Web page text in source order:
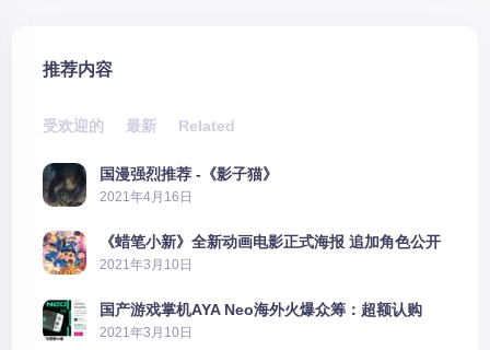
推荐内容
受欢迎的 最新 Related
国漫强烈推荐 -《影子猫》
2021年4月16日
《蜡笔小新》全新动画电影正式海报 追加角色公开
2021年3月10日
国产游戏掌机AYA Neo海外火爆众筹：超额认购
2606%
2021年3月10日